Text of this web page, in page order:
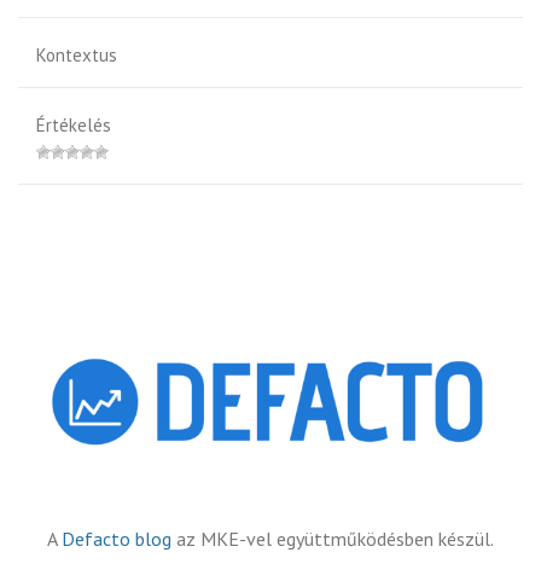
Kontextus
Értékelés
A Defacto blog az MKE-vel együttműködésben készül.